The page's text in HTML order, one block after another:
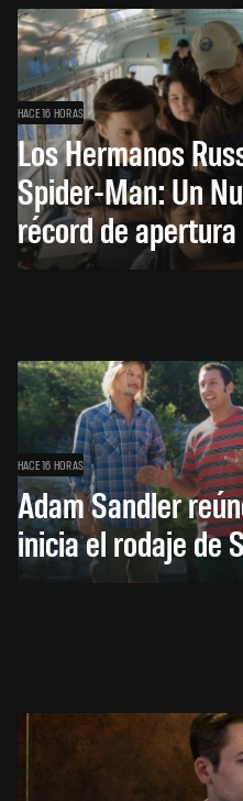
HACE 16 HORAS
Los Hermanos
Spider-Man: Un
récord de apertura
HACE 16 HORAS
Adam Sandler
inicia el rodaje de